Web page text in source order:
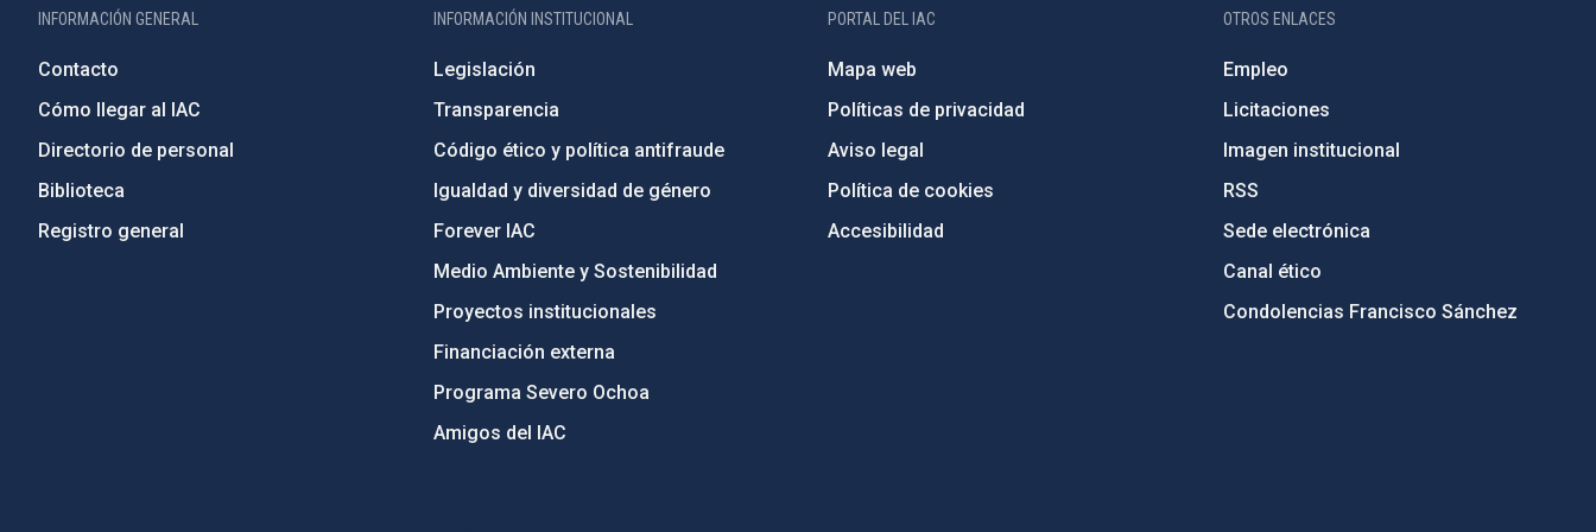
INFORMACIÓN GENERAL
Contacto
Cómo llegar al IAC
Directorio de personal
Biblioteca
Registro general
INFORMACIÓN INSTITUCIONAL
Legislación
Transparencia
Código ético y política antifraude
Igualdad y diversidad de género
Forever IAC
Medio Ambiente y Sostenibilidad
Proyectos institucionales
Financiación externa
Programa Severo Ochoa
Amigos del IAC
PORTAL DEL IAC
Mapa web
Políticas de privacidad
Aviso legal
Política de cookies
Accesibilidad
OTROS ENLACES
Empleo
Licitaciones
Imagen institucional
RSS
Sede electrónica
Canal ético
Condolencias Francisco Sánchez